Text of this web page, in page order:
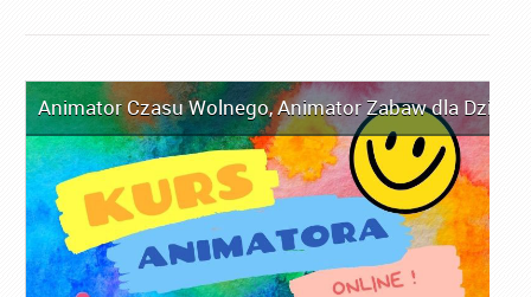
Animator Czasu Wolnego,Animator Zabaw dla Dzieci